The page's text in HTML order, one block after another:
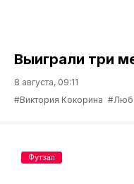
Выиграли три
8 августа, 09:11
#Виктория Кокорина
Футзал